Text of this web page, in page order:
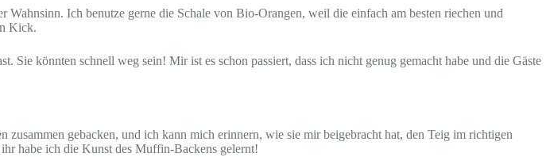
Ich benutze gerne die Schale von Bio-Orangen, weil die einfach am besten riechen und
Kick.
könnten schnell weg sein! Mir ist es schon passiert, dass ich nicht genug gemacht habe und die Gäste
gebacken, und ich kann mich erinnern, wie sie mir beigebracht hat, den Teig im richtigen
habe ich die Kunst des Muffin-Backens gelernt!